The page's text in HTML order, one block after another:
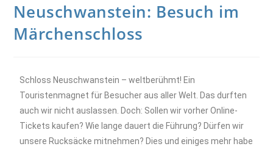
Neuschwanstein: Besuch im
Märchenschloss
Schloss Neuschwanstein – weltberühmt! Ein
Touristenmagnet für Besucher aus aller Welt. Das durften
auch wir nicht auslassen. Doch: Sollen wir vorher Online-
Tickets kaufen? Wie lange dauert die Führung? Dürfen wir
unsere Rucksäcke mitnehmen? Dies und einiges mehr habe